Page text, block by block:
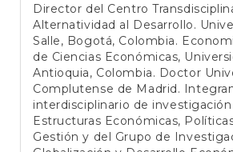
Director del Centro
Alternatividad al Desarrollo.
Salle, Bogotá, Colombia.
de Ciencias Económicas,
Antioquia, Colombia. Doctor
Complutense de Madrid.
interdisciplinario de
Estructuras Económicas,
Gestión y del Grupo de